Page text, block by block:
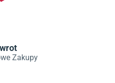
Zakupy